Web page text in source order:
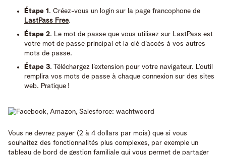
Étape 1. Créez-vous un login sur la page francophone de
LastPass Free.
Étape 2. Le mot de passe que vous utilisez sur LastPass est
votre mot de passe principal et la clé d’accès à vos autres
mots de passe.
Étape 3. Téléchargez l’extension pour votre navigateur. L’outil
remplira vos mots de passe à chaque connexion sur des sites
web. Pratique !
Vous ne devrez payer (2 à 4 dollars par mois) que si vous
souhaitez des fonctionnalités plus complexes, par exemple un
tableau de bord de gestion familiale qui vous permet de partager